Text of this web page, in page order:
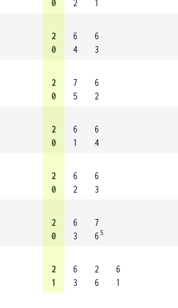
0 2
1
2
0
6
4
6
3
2
0
7
5
6
2
2
0
6
1
6
4
2
0
6
2
6
3
2
0
6
3
7
6 5
2
1
6
3
2
6
6
1